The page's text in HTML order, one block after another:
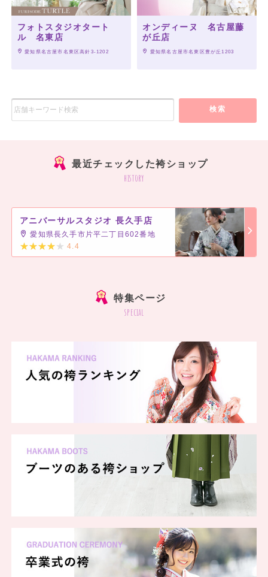
フォトスタジオタート
ル 名東店
愛知県名古屋市名東区高針3-1202
オンディーヌ 名古屋藤
が丘店
愛知県名古屋市名東区豊が丘1203
検索
最近チェックした袴ショップ
history
アニバーサルスタジオ 長久手店
愛知県長久手市片平二丁目602番地
4.4
特集ページ
special